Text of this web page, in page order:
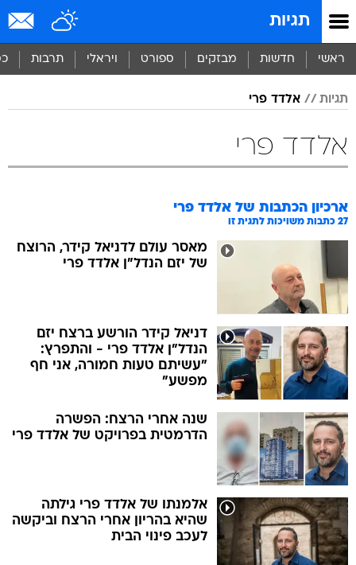
תגיות
ראשי חדשות מבזקים ספורט ויראלי תרבות
תגיות אלדד פרי
אלדד פרי
ארכיון הכתבות של אלדד פרי
27 כתבות משויכות לתגית זו
מאסר עולם לדניאל קידר, הרוצח
של יזם הנדל"ן אלדד פרי
דניאל קידר הורשע ברצח יזם
הנדל"ן אלדד פרי - והתפרץ:
"עשיתם טעות חמורה, אני חף
מפשע"
שנה אחרי הרצח: הפשרה
הדרמטית בפרויקט של אלדד פרי
אלמנתו של אלדד פרי גילתה
שהיא בהריון אחרי הרצח וביקשה
לעכב פינוי הבית